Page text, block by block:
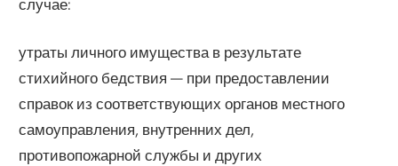
случае:
утраты личного имущества в результате
стихийного бедствия — при предоставлении
справок из соответствующих органов местного
самоуправления, внутренних дел,
противопожарной службы и других